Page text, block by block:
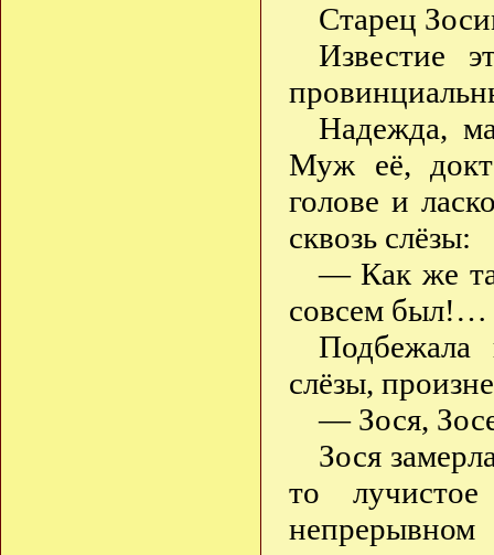
Старец
Известие
Надежда,
Муж её,
голове и
сквозь слёзы:
— Как же
совсем был!…
Подбежала
слёзы,
— Зося,
Зося
то